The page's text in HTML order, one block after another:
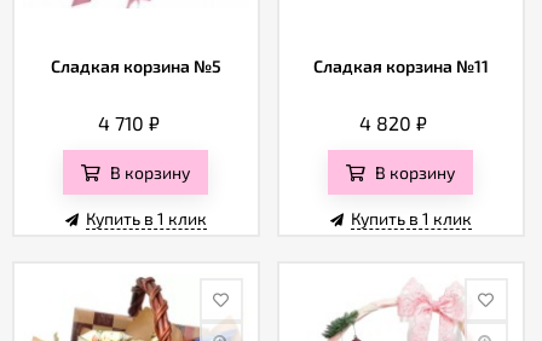
Сладкая корзина №5
4 710 ₽
В корзину
Купить в 1 клик
Сладкая корзина №11
4 820₽
В корзину
Купить в 1 клик